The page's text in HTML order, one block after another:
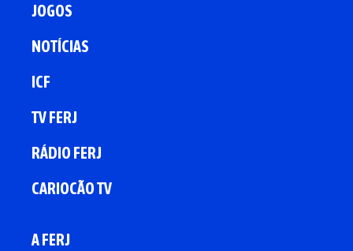
JOGOS
NOTÍCIAS
ICF
TV FERJ
RÁDIO FERJ
CARIOCÃO TV
A FERJ